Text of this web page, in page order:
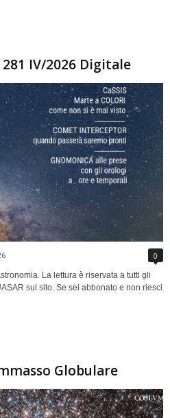
IV/2026 Digitale
0
La lettura è riservata a tutti gli
sul sito. Se sei abbonato e non riesci
Globulare